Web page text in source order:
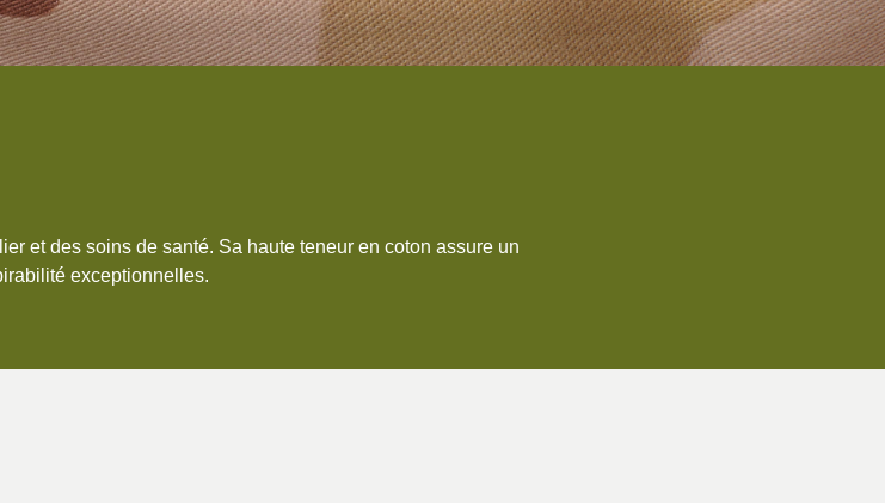
et des soins de santé. Sa haute teneur en coton assure un
exceptionnelles.